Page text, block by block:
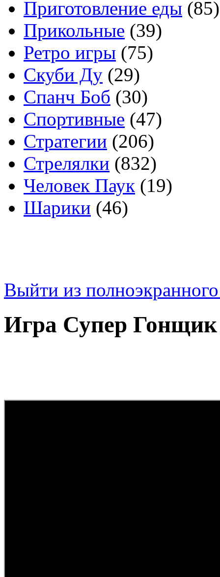
Приготовление еды (85)
Прикольные (39)
Ретро игры (75)
Скуби Ду (29)
Спанч Боб (30)
Спортивные (47)
Стратегии (206)
Стрелялки (832)
Человек Паук (19)
Шарики (46)
Выйти из
Игра Супер